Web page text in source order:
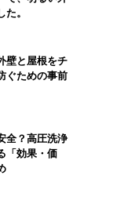
。
壁と屋根をチ
ぐための事前
全？高圧洗浄
「効果・価